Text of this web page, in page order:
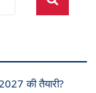
की तैयारी?